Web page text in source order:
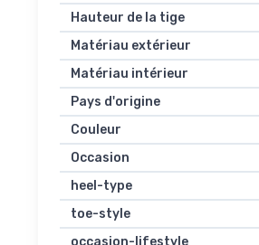
Hauteur de la tige
Matériau extérieur
Matériau intérieur
Pays d'origine
Couleur
Occasion
heel-type
toe-style
occasion-lifestyle